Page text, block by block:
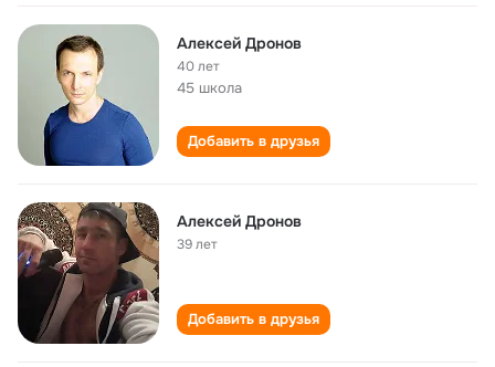
Алексей Дронов
40 лет
45 школа
Добавить в друзья
Алексей Дронов
39 лет
Добавить в друзья